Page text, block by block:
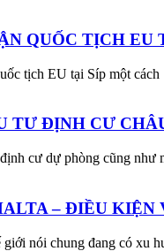
QUỐC TỊCH EU
tịch EU tại Síp một
TƯ ĐỊNH CƯ
cư dự phòng cũng
– ĐIỀU
nói chung đang có xu